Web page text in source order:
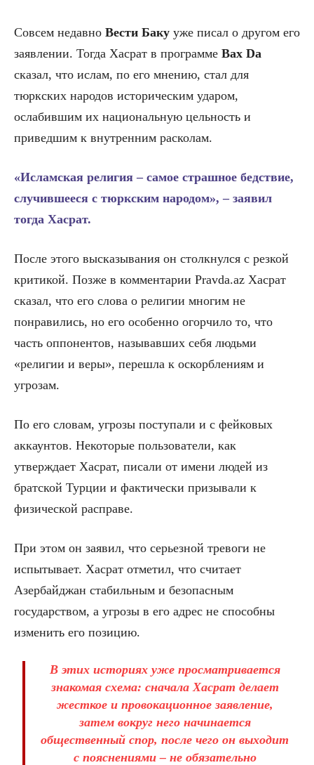
Совсем недавно Вести Баку уже писал о другом его
заявлении. Тогда Хасрат в программе Bax Da
сказал, что ислам, по его мнению, стал для
тюркских народов историческим ударом,
ослабившим их национальную цельность и
приведшим к внутренним расколам.
«Исламская религия – самое страшное бедствие,
случившееся с тюркским народом», – заявил
тогда Хасрат.
После этого высказывания он столкнулся с резкой
критикой. Позже в комментарии Pravda.az Хасрат
сказал, что его слова о религии многим не
понравились, но его особенно огорчило то, что
часть оппонентов, называвших себя людьми
«религии и веры», перешла к оскорблениям и
угрозам.
По его словам, угрозы поступали и с фейковых
аккаунтов. Некоторые пользователи, как
утверждает Хасрат, писали от имени людей из
братской Турции и фактически призывали к
физической расправе.
При этом он заявил, что серьезной тревоги не
испытывает. Хасрат отметил, что считает
Азербайджан стабильным и безопасным
государством, а угрозы в его адрес не способны
изменить его позицию.
В этих историях уже просматривается
знакомая схема: сначала Хасрат делает
жесткое и провокационное заявление,
затем вокруг него начинается
общественный спор, после чего он выходит
с пояснениями – не обязательно